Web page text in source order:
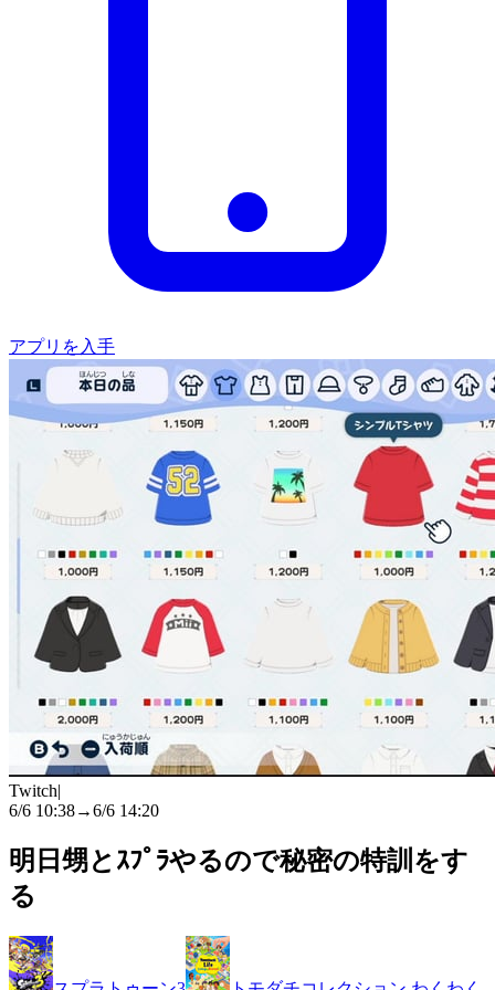
アプリを入手
Twitch|
6/6 10:38→6/6 14:20
明日甥とｽﾌﾟﾗやるので秘密の特訓をす
る